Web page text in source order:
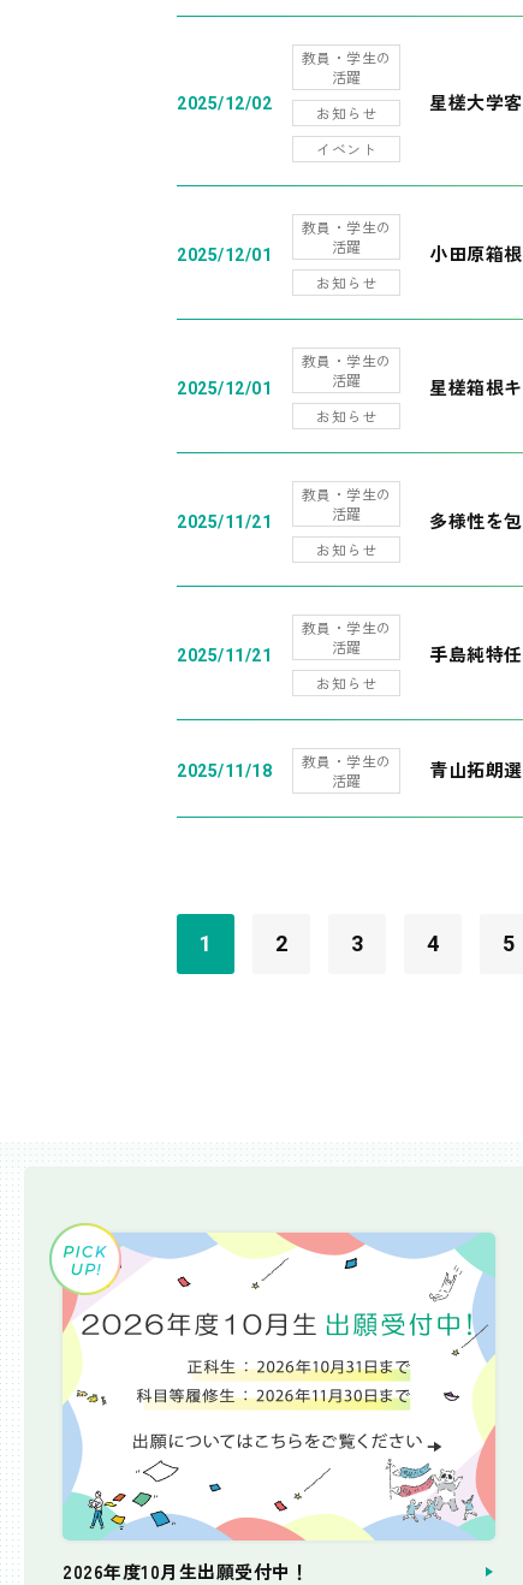
2025/12/02
教員・学生の
活躍
お知らせ
イベント
星槎大学
2025/12/01
教員・学生の
活躍
お知らせ
小田原箱
2025/12/01
教員・学生の
活躍
お知らせ
星槎箱根
2025/11/21
教員・学生の
活躍
お知らせ
多様性を
2025/11/21
教員・学生の
活躍
お知らせ
手島純特
2025/11/18
教員・学生の
活躍
青山拓朗
1 2 3 4 5
2026年度10月生出願受付中！
個別相談会